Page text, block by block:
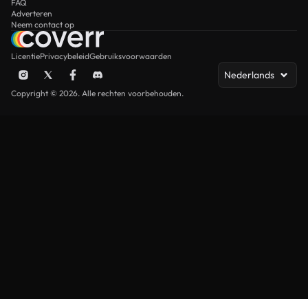
FAQ
Adverteren
Neem contact op
LicentiePrivacybeleidGebruiksvoorwaarden
Nederlands
Copyright © 2026. Alle rechten voorbehouden.